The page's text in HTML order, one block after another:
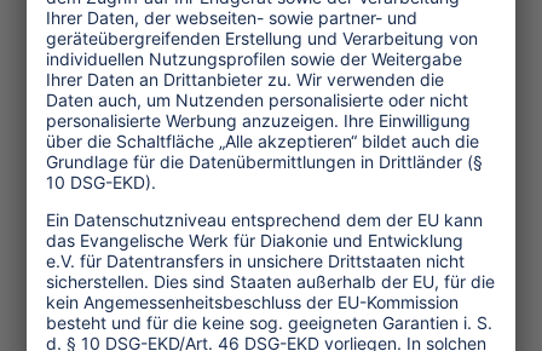
Links:
Zur Studie
Tourismussteuern in
Instanbul